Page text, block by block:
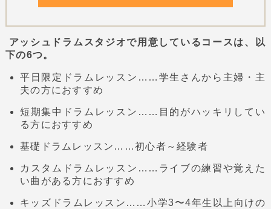
アッシュドラムスタジオで用意しているコースは、以
下の6つ。
平日限定ドラムレッスン……学生さんから主婦・主
夫の方におすすめ
短期集中ドラムレッスン……目的がハッキリしてい
る方におすすめ
基礎ドラムレッスン……初心者～経験者
カスタムドラムレッスン……ライブの練習や覚えた
い曲がある方におすすめ
キッズドラムレッスン……小学3〜4年生以上向けの